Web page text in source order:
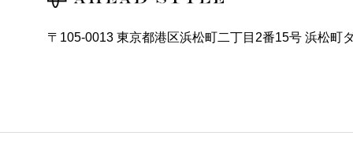
〒105-0013 東京都港区浜松町二丁目2番15号 浜松町